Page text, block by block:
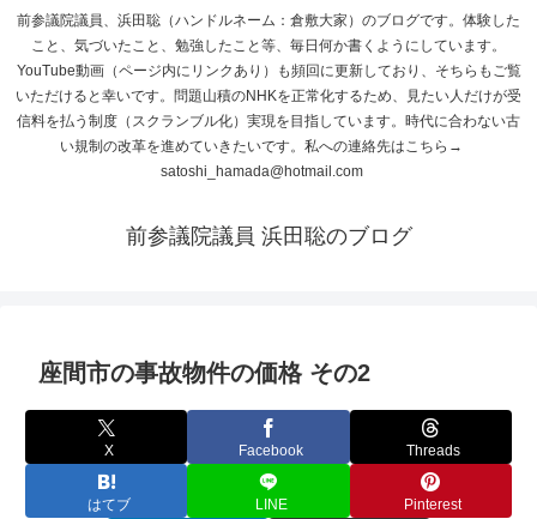
前参議院議員、浜田聡（ハンドルネーム：倉敷大家）のブログです。体験した
こと、気づいたこと、勉強したこと等、毎日何か書くようにしています。
YouTube動画（ページ内にリンクあり）も頻回に更新しており、そちらもご覧
いただけると幸いです。問題山積のNHKを正常化するため、見たい人だけが受
信料を払う制度（スクランブル化）実現を目指しています。時代に合わない古
い規制の改革を進めていきたいです。私への連絡先はこちら→
satoshi_hamada@hotmail.com
前参議院議員 浜田聡のブログ
座間市の事故物件の価格 その2
X Facebook Threads
はてブ LINE Pinterest